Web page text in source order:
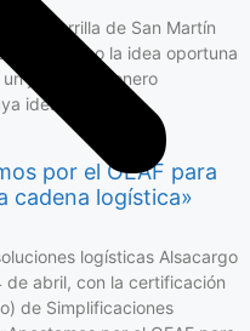
Zorrilla de San Martín
ideas, sino la idea oportuna
joven camionero
idea
por el OEAF para
cadena logística»
logísticas Alsacargo
abril, con la certificación
de Simplificaciones